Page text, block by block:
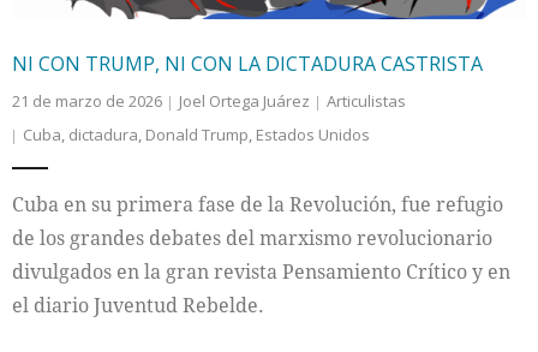
NI CON TRUMP, NI CON LA DICTADURA CASTRISTA
21 de marzo de 2026 Joel Ortega Juárez
Articulistas
Cuba, dictadura, Donald Trump, Estados Unidos
Cuba en su primera fase de la Revolución, fue refugio
de los grandes debates del marxismo revolucionario
divulgados en la gran revista Pensamiento Crítico y en
el diario Juventud Rebelde.